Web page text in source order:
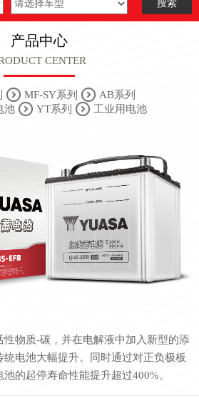
产品中心
CENTER
MF-SY系列
AB系列
池 YT系列 工业用电池
物质-碳，并在电解液中加入新型的添
电池大幅提升。同时通过对正负极板
的起停寿命性能提升超过400%。